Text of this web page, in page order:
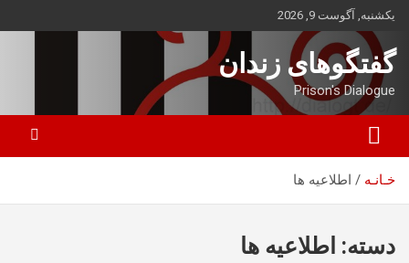
بروید
یکشنبه, آگوست 9, 2026
گفتگوهای زندان
Prison's Dialogue
خـانـه اطلاعیه ها
دسته: اطلاعیه ها